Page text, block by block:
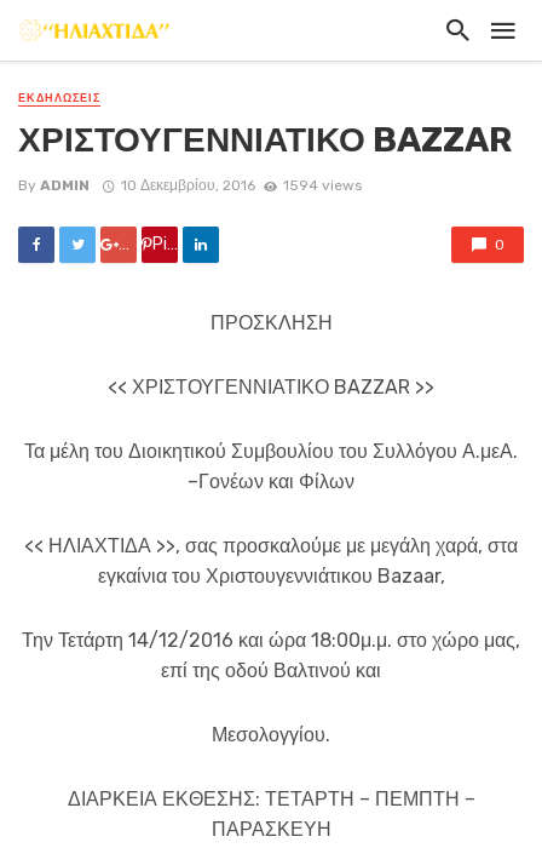
ΕΚΔΗΛΏΣΕΙΣ
ΧΡΙΣΤΟΥΓΕΝΝΙΑΤΙΚΟ BAZZAR
By ADMIN 10 Δεκεμβρίου, 2016 1594 views
Google +
Pin it 0
ΠΡΟΣΚΛΗΣΗ
<< ΧΡΙΣΤΟΥΓΕΝΝΙΑΤΙΚΟ BAZZAR >>
Τα μέλη του Διοικητικού Συμβουλίου του Συλλόγου Α.μεΑ.
–Γονέων και Φίλων
<< ΗΛΙΑΧΤΙΔΑ >>, σας προσκαλούμε με μεγάλη χαρά, στα
εγκαίνια του Χριστουγεννιάτικου Bazaar,
Την Τετάρτη 14/12/2016 και ώρα 18:00μ.μ. στο χώρο μας,
επί της οδού Βαλτινού και
Μεσολογγίου.
ΔΙΑΡΚΕΙΑ ΕΚΘΕΣΗΣ: ΤΕΤΑΡΤΗ – ΠΕΜΠΤΗ –
ΠΑΡΑΣΚΕΥΗ